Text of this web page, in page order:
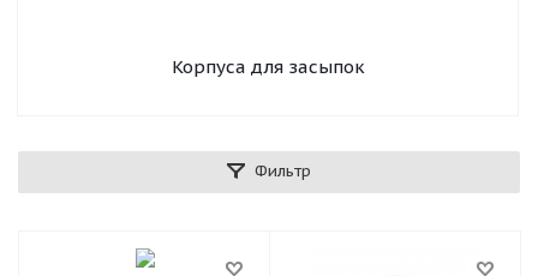
Корпуса для засыпок
Фильтр